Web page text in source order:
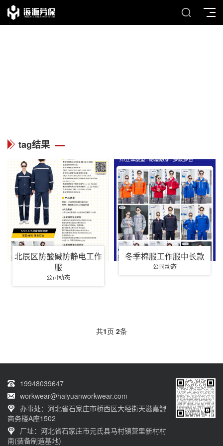
tag结果
北辰区防酸碱防静电工作
服
公司动态
冬季棉服工作服中长款
公司动态
共1页 2条
19948039647
workwear@haiyuanworkwear.com
办事处：河北省石家庄市桥西区大经街天滋嘉鲤
商务楼A座1502
厂址：河北省石家庄市元氏县马村镇营里新村村
南(装备制造基地)